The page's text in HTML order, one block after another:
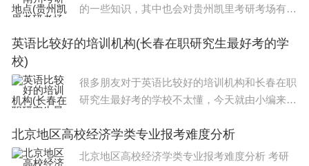
就明
的一些知识，其中也会对贵州凯里考研考场有哪
决你现在面临的问题，别忘了关注本站，现在就
英语比较好的培训机构(长春在职研究生最好考的学
校)
很多朋友对于英语比较好的培训机构和长春在职
研究生最好考的学校不太懂，今天就由小编来为
看吧！本文目录护理考研在职考研最容易的学校
长春应化所考研难度建筑学考长春的研
北京地区高校经济学类专业报考难度分析
北京地区高校经济学类专业报考难度分析 考研